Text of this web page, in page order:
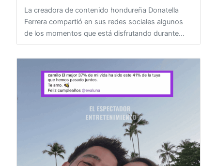
7 de agosto de 2026 ENTRETENIMIENTO
La creadora de contenido hondureña Donatella
Ferrera compartió en sus redes sociales algunos
de los momentos que está disfrutando durante...